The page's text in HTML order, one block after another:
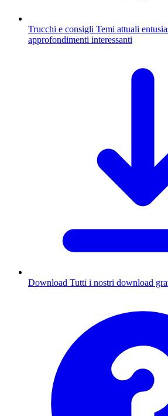
Trucchi e consigli Temi attuali
approfondimenti interessanti
Download Tutti i nostri download